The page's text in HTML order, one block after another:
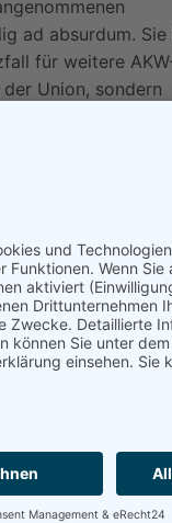
ad absurdum. Sie
für weitere
Union, sondern
über die
Tageszeitung
Rupprechter.
wirtschaftlich
künstlich